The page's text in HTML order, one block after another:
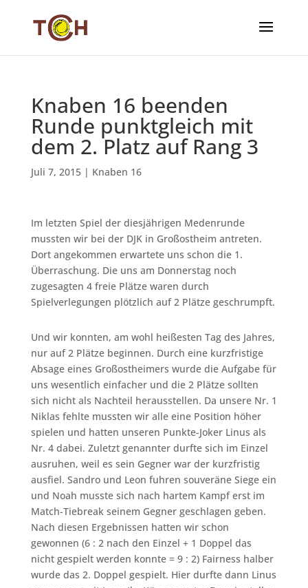
Knaben 16 beenden
Runde punktgleich mit
dem 2. Platz auf Rang 3
Juli 7, 2015| Knaben 16
Im letzten Spiel der diesjährigen Medenrunde
mussten wir bei der DJK in Großostheim antreten.
Dort angekommen erwartete uns schon die 1.
Überraschung. Die uns am Donnerstag noch
zugesagten 4 freie Plätze waren durch
Spielverlegungen plötzlich auf 2 Plätze geschrumpft.
Und wir konnten, am wohl heißesten Tag des Jahres,
nur auf 2 Plätze beginnen. Durch eine kurzfristige
Absage eines Großostheimers wurde die Aufgabe für
uns wesentlich einfacher und die 2 Plätze sollten
sich nicht als Nachteil herausstellen. Da unsere Nr. 1
Niklas fehlte mussten wir alle eine Position höher
spielen und hatten unseren Punkte-Joker Linus als
Nr. 4 dabei. Zuletzt genannter durfte sich im Einzel
ausruhen, weil es sein Gegner war der kurzfristig
ausfiel. Sandro und Leon fuhren souveräne Siege ein
und Noah musste sich nach hartem Kampf erst im
Match-Tiebreak seinem Gegner geschlagen geben.
Nach diesen Ergebnissen hatten wir schon
gewonnen (6 : 2 nach den Einzel + 1 Doppel das
nicht gespielt werden konnte = 9 : 2) Fairness halber
wurde das 2. Doppel gespielt. Hier durfte dann Linus